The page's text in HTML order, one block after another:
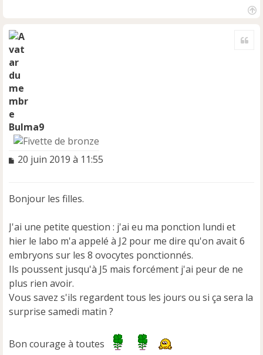
Bulma9
M
a
e
n
o
n
l
u
20 juin 2019 à 11:55
Bonjour les filles.
J'ai une petite question : j'ai eu ma ponction lundi et
hier le labo m'a appelé à J2 pour me dire qu'on avait 6
embryons sur les 8 ovocytes ponctionnés.
Ils poussent jusqu'à J5 mais forcément j'ai peur de ne
plus rien avoir.
Vous savez s'ils regardent tous les jours ou si ça sera la
surprise samedi matin ?
Bon courage à toutes